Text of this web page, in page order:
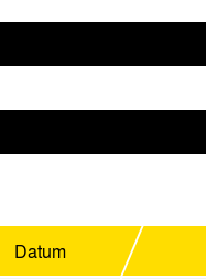
Stadiongaststätte
Datum